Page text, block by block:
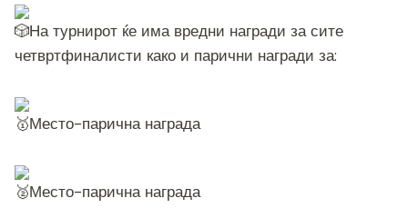
На турнирот ќе има вредни награди за сите
четвртфиналисти како и парични награди за:
Место-парична награда
Место-парична награда